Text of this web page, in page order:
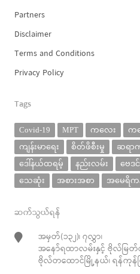
Partners
Disclaimer
Terms and Conditions
Privacy Policy
Tags
Covid-19 MPT ကလေး က
ကျန်းမာရေး
စိတ်ဖိစီးမှု ဆရာ
ဒေါ်နယ်ထရမ့်
နည်းလမ်း ဗေဒင်
သေဆုံး
အစားအစာ အမေရိက
ဆက်သွယ်ရန်
အမှတ်(၁၃၂)၊ ၇လွှာ၊
အနော်ရထာလမ်းနှင့် ဗိုလ်မြတ်
ဗိုလ်တထောင်မြို့နယ်၊ ရန်ကုန်